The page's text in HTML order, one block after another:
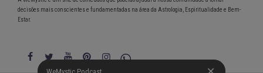
WeMystic Podcast
decisões mais conscientes e fundamentadas na área da Astrologia, Espiritualidade e Bem-
Estar.
WeMystic Podcast